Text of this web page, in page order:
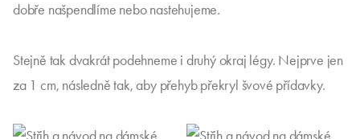
dobře našpendlíme nebo nastehujeme.
Stejně tak dvakrát podehneme i druhý okraj légy. Nejprve jen
za 1 cm, následně tak, aby přehyb překryl švové přídavky.